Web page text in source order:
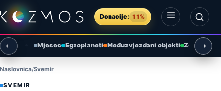
Preskoči na sadržaj
Donacije: 11%
Otvori izbornik
Otvori pretragu
Mjesec Egzoplaneti Međuzvjezdani objekti Zemlja i
Naslovnica Svemir
SVEMIR